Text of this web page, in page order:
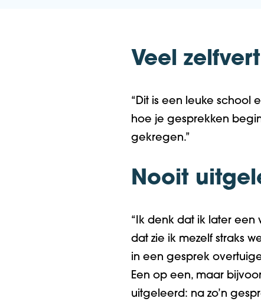
Veel
“Dit is een leuke school
hoe je gesprekken
gekregen.”
Nooit
“Ik denk dat ik later een
dat zie ik mezelf straks
in een gesprek
Een op een, maar
uitgeleerd: na zo’n